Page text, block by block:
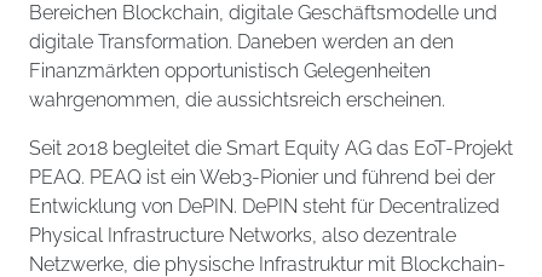
Bereichen Blockchain, digitale Geschäftsmodelle und
digitale Transformation. Daneben werden an den
Finanzmärkten opportunistisch Gelegenheiten
wahrgenommen, die aussichtsreich erscheinen.
Seit 2018 begleitet die Smart Equity AG das EoT-Projekt
PEAQ. PEAQ ist ein Web3-Pionier und führend bei der
Entwicklung von DePIN. DePIN steht für Decentralized
Physical Infrastructure Networks, also dezentrale
Netzwerke, die physische Infrastruktur mit Blockchain-